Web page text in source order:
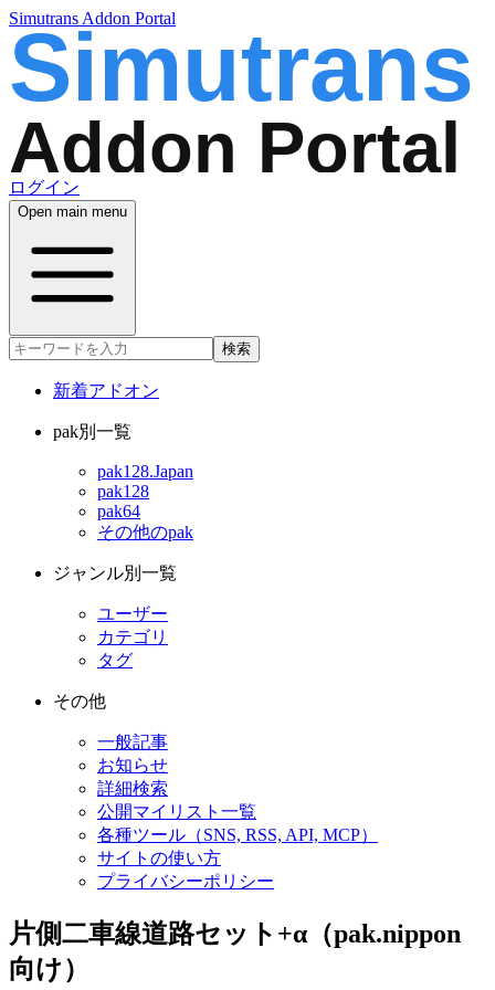
Simutrans Addon Portal
ログイン
Open main menu
検索
新着アドオン
pak別一覧
pak128.Japan
pak128
pak64
その他のpak
ジャンル別一覧
ユーザー
カテゴリ
タグ
その他
一般記事
お知らせ
詳細検索
公開マイリスト一覧
各種ツール（SNS, RSS, API, MCP）
サイトの使い方
プライバシーポリシー
片側二車線道路セット+α（pak.nippon
向け）